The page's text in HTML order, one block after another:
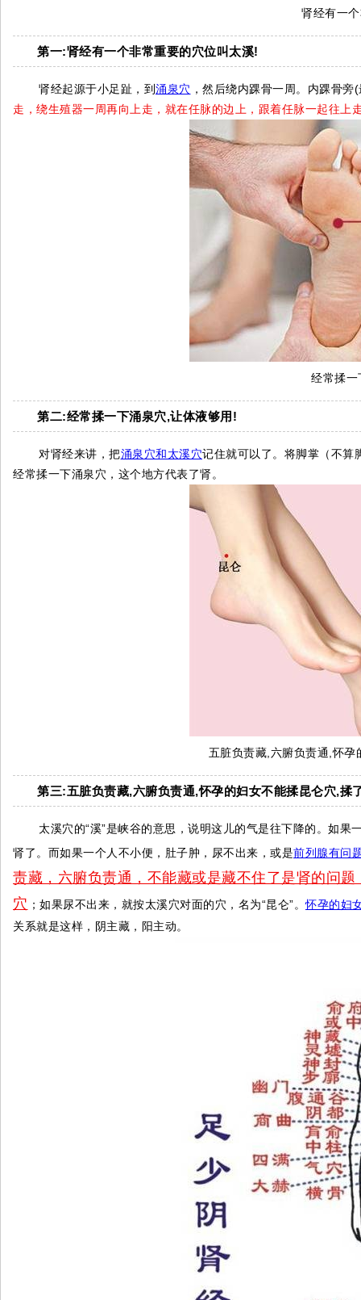
肾经有一
第一:肾经有一个非常重要的穴位叫太溪!
肾经起源于小足趾，到涌泉穴 ，然后绕内踝骨一周。内踝骨
走，绕生殖器一周再向上走，就在任脉的边上，跟着任脉一起往上
经常揉
第二:经常揉一下涌泉穴,让体液够用!
对肾经来讲，把涌泉穴和太溪穴记住就可以了。将脚掌（不算
经常揉一下涌泉穴，这个地方代表了肾。
五脏负责藏,六腑负责通,怀
第三:五脏负责藏,六腑负责通,怀孕的妇女不能揉昆仑穴,揉
太溪穴的“溪”是峡谷的意思，说明这儿的气是往下降的。如
肾了。而如果一个人不小便，肚子肿，尿不出来，或是前列腺有问
责藏，六腑负责通，不能藏或是藏不住了是肾的问
穴 ；如果尿不出来，就按太溪穴对面的穴，名为“昆仑”。怀孕的妇
关系就是这样，阴主藏，阳主动。